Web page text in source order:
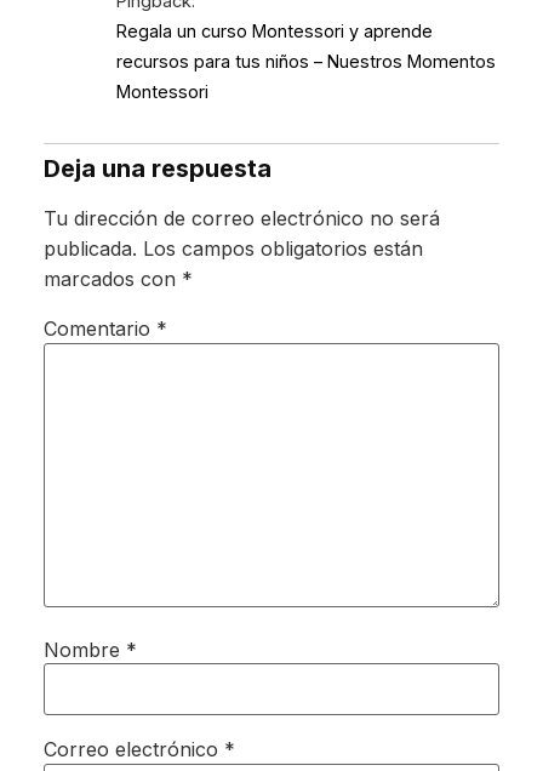
Regala un curso Montessori y aprende
recursos para tus niños – Nuestros Momentos
Montessori
Deja una respuesta
Tu dirección de correo electrónico no será
publicada. Los campos obligatorios están
marcados con *
Comentario *
Nombre *
Correo electrónico *